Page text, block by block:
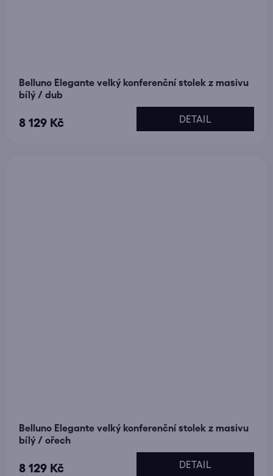
Belluno Elegante velký konferenční stolek z masivu
bílý / dub
8 129 Kč DETAIL
Belluno Elegante velký konferenční stolek z masivu
bílý / ořech
8 129 Kč DETAIL